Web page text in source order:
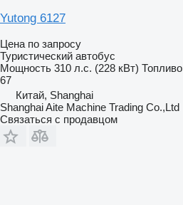
Yutong 6127
Цена по запросу
Туристический автобус
Мощность 310 л.с. (228 кВт) Топливо
67
Китай, Shanghai
Shanghai Aite Machine Trading Co.,Ltd
Связаться с продавцом